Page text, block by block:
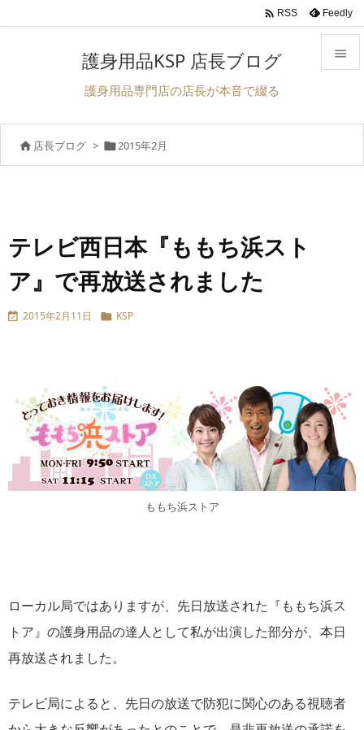


 RSS Feedly
護身用品KSP 店長ブログ
護身用品専門店の店長が本音で綴る
 店長ブログ > 2015年2月
テレビ西日本『ももち浜スト
ア』で再放送されました
 2015年2月11日  KSP
ももち浜ストア
ローカル局ではありますが、先日放送された『ももち浜ス
トア』の護身用品の達人として私が出演した部分が、本日
再放送されました。
テレビ局によると、先日の放送で防犯に関心のある視聴者